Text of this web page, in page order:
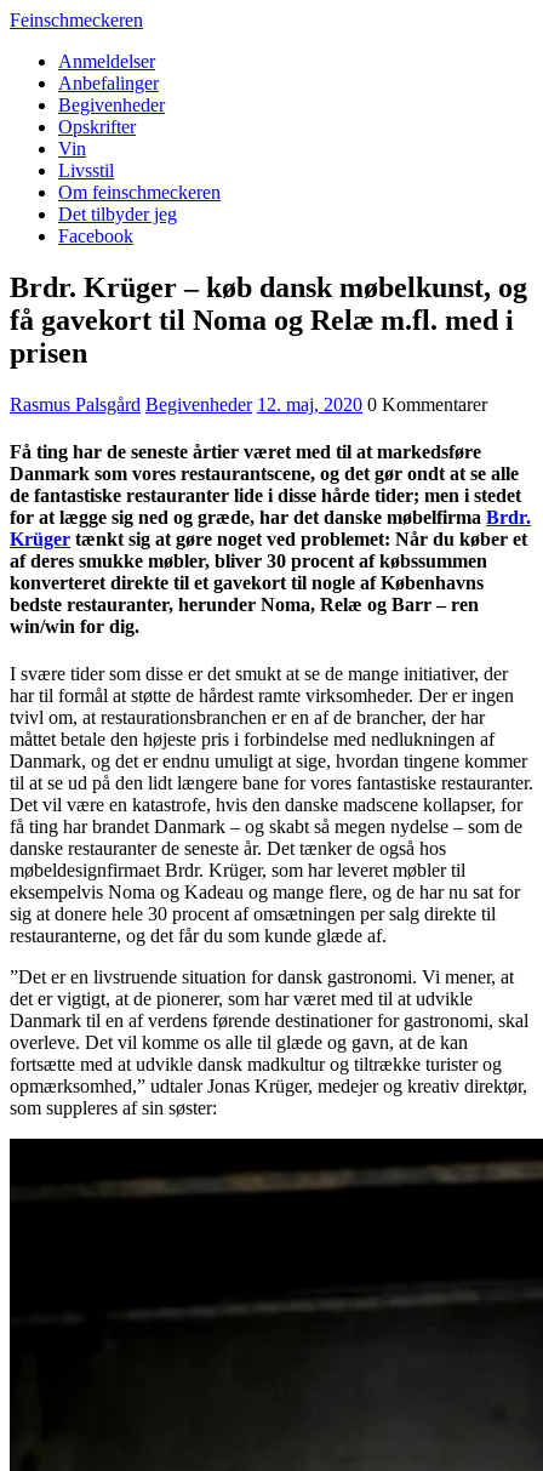
Feinschmeckeren
Anmeldelser
Anbefalinger
Begivenheder
Opskrifter
Vin
Livsstil
Om feinschmeckeren
Det tilbyder jeg
Facebook
Brdr. Krüger – køb dansk møbelkunst, og
få gavekort til Noma og Relæ m.fl. med i
prisen
Rasmus Palsgård Begivenheder 12. maj, 2020 0 Kommentarer
Få ting har de seneste årtier været med til at markedsføre
Danmark som vores restaurantscene, og det gør ondt at se alle
de fantastiske restauranter lide i disse hårde tider; men i stedet
for at lægge sig ned og græde, har det danske møbelfirma Brdr.
Krüger tænkt sig at gøre noget ved problemet: Når du køber et
af deres smukke møbler, bliver 30 procent af købssummen
konverteret direkte til et gavekort til nogle af Københavns
bedste restauranter, herunder Noma, Relæ og Barr – ren
win/win for dig.
I svære tider som disse er det smukt at se de mange initiativer, der
har til formål at støtte de hårdest ramte virksomheder. Der er ingen
tvivl om, at restaurationsbranchen er en af de brancher, der har
måttet betale den højeste pris i forbindelse med nedlukningen af
Danmark, og det er endnu umuligt at sige, hvordan tingene kommer
til at se ud på den lidt længere bane for vores fantastiske restauranter.
Det vil være en katastrofe, hvis den danske madscene kollapser, for
få ting har brandet Danmark – og skabt så megen nydelse – som de
danske restauranter de seneste år. Det tænker de også hos
møbeldesignfirmaet Brdr. Krüger, som har leveret møbler til
eksempelvis Noma og Kadeau og mange flere, og de har nu sat for
sig at donere hele 30 procent af omsætningen per salg direkte til
restauranterne, og det får du som kunde glæde af.
”Det er en livstruende situation for dansk gastronomi. Vi mener, at
det er vigtigt, at de pionerer, som har været med til at udvikle
Danmark til en af verdens førende destinationer for gastronomi, skal
overleve. Det vil komme os alle til glæde og gavn, at de kan
fortsætte med at udvikle dansk madkultur og tiltrække turister og
opmærksomhed,” udtaler Jonas Krüger, medejer og kreativ direktør,
som suppleres af sin søster: